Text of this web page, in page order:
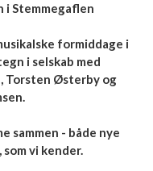
i Stemmegaflen
formiddage i
i selskab med
Torsten Østerby og
sammen - både nye
som vi kender.